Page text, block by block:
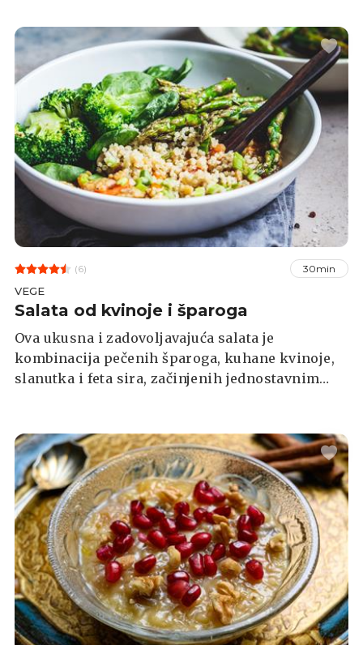
(6) 30min
VEGE
Salata od kvinoje i šparoga
Ova ukusna i zadovoljavajuća salata je
kombinacija pečenih šparoga, kuhane kvinoje,
slanutka i feta sira, začinjenih jednostavnim